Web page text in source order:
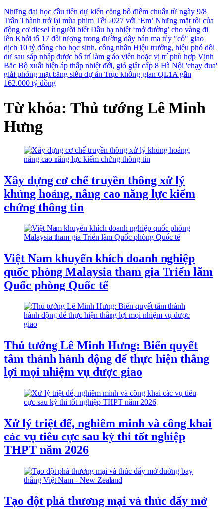
Những đại học đầu tiên dự kiến công bố điểm chuẩn từ ngày 9/8
Trấn Thành trở lại mùa phim Tết 2027 với ‘Em’ Những mặt tối của
động cơ diesel ít người biếtDầu hạ nhiệt ‘mở đường’ cho vàng đi
lên Khởi tố 17 đối tượng trong đường dây bán ma túy "cỏ" giao
dịch 10 tỷ đồng cho học sinh, công nhân Hiệu trưởng, hiệu phó dôi
dư sau sáp nhập được bố trí làm giáo viên hoặc vị trí phù hợp Vịnh
Bắc Bộ xuất hiện áp thấp nhiệt đới, gió giật cấp 8 Hà Nội 'chạy đua'
giải phóng mặt bằng siêu dự án Trục không gian QL1A gần
162.000 tỷ đồng
Từ khóa: Thủ tướng Lê Minh
Hưng
Xây dựng cơ chế truyền thông xử lý
khủng hoảng, nâng cao năng lực kiểm
chứng thông tin
Việt Nam khuyến khích doanh nghiệp
quốc phòng Malaysia tham gia Triển lãm
Quốc phòng Quốc tế
Thủ tướng Lê Minh Hưng: Biến quyết
tâm thành hành động để thực hiện thắng
lợi mọi nhiệm vụ được giao
Xử lý triệt để, nghiêm minh và công khai
các vụ tiêu cực sau kỳ thi tốt nghiệp
THPT năm 2026
Tạo đột phá thương mại và thúc đẩy mở